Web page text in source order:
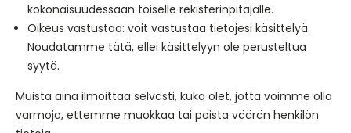
kokonaisuudessaan toiselle rekisterinpitäjälle.
Oikeus vastustaa: voit vastustaa tietojesi käsittelyä.
Noudatamme tätä, ellei käsittelyyn ole perusteltua
syytä.
Muista aina ilmoittaa selvästi, kuka olet, jotta voimme olla
varmoja, ettemme muokkaa tai poista väärän henkilön